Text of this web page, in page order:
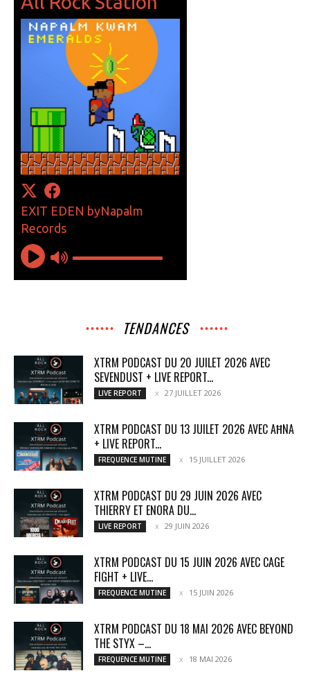
TENDANCES
XTRM PODCAST DU 20 JUILET 2026 AVEC
SEVENDUST + LIVE REPORT...
LIVE REPORT 27 JUILLET 2026
XTRM PODCAST DU 13 JUILET 2026 AVEC AĦNA
+ LIVE REPORT...
FREQUENCE MUTINE 15 JUILLET 2026
XTRM PODCAST DU 29 JUIN 2026 AVEC
THIERRY ET ENORA DU...
LIVE REPORT 29 JUIN 2026
XTRM PODCAST DU 15 JUIN 2026 AVEC CAGE
FIGHT + LIVE...
FREQUENCE MUTINE 15 JUIN 2026
XTRM PODCAST DU 18 MAI 2026 AVEC BEYOND
THE STYX –...
FREQUENCE MUTINE 18 MAI 2026